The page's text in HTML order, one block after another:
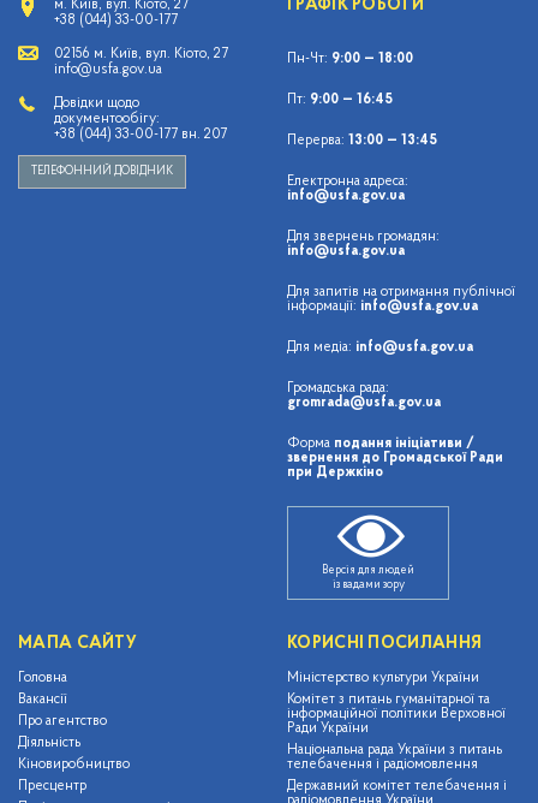
м. Київ, вул. Кіото, 27
+38 (044) 33-00-177
02156 м. Київ, вул. Кіото, 27
info@usfa.gov.ua
Довідки щодо
документообігу:
+38 (044) 33-00-177 вн. 207
ТЕЛЕФОННИЙ ДОВІДНИК
ГРАФІК РОБОТИ
Пн-Чт: 9:00 — 18:00
Пт: 9:00 — 16:45
Перерва: 13:00 — 13:45
Електронна адреса:
info@usfa.gov.ua
Для звернень громадян:
info@usfa.gov.ua
Для запитів на отримання публічної
інформації: info@usfa.gov.ua
Для медіа: info@usfa.gov.ua
Громадська рада:
gromrada@usfa.gov.ua
Форма подання ініціативи /
звернення до Громадської Ради
при Держкіно
Версія для людей
із вадами зору
МАПА САЙТУ
Головна
Вакансії
Про агентство
Діяльність
Кіновиробництво
Пресцентр
КОРИСНІ ПОСИЛАННЯ
Міністерство культури України
Комітет з питань гуманітарної та
інформаційної політики Верховної
Ради України
Національна рада України з питань
телебачення і радіомовлення
Державний комітет телебачення і